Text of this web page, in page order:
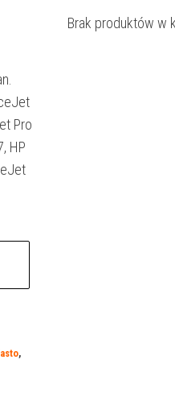
Pro
HP
,
Brak produktów w